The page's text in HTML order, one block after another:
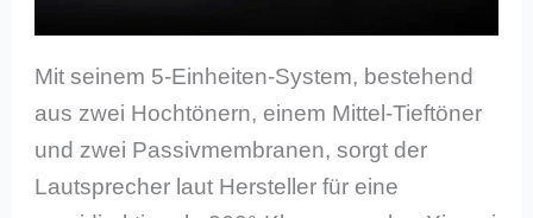
Mit seinem 5-Einheiten-System, bestehend
aus zwei Hochtönern, einem Mittel-Tieftöner
und zwei Passivmembranen, sorgt der
Lautsprecher laut Hersteller für eine